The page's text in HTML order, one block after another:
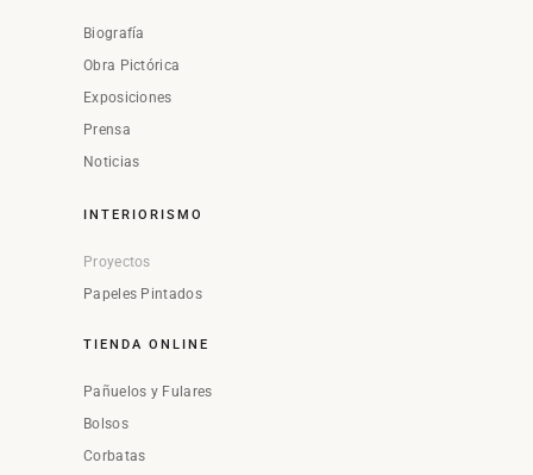
Biografía
Obra Pictórica
Exposiciones
Prensa
Noticias
INTERIORISMO
Proyectos
Papeles Pintados
TIENDA ONLINE
Pañuelos y Fulares
Bolsos
Corbatas